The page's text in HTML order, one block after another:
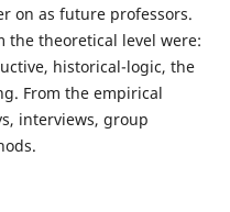
on as future professors.
the theoretical level were:
historical-logic, the
From the empirical
interviews, group